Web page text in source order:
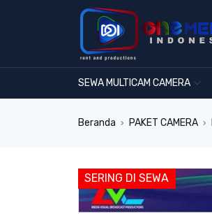
SEWA MULTICAM CAMERA
Beranda › PAKET CAMERA ›
SERING DI SEWA